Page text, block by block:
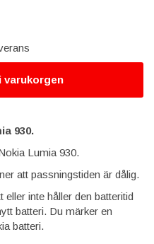
varukorgen
930.
Lumia 930.
att passningstiden är dålig.
inte håller den batteritid
batteri. Du märker en
batteri.